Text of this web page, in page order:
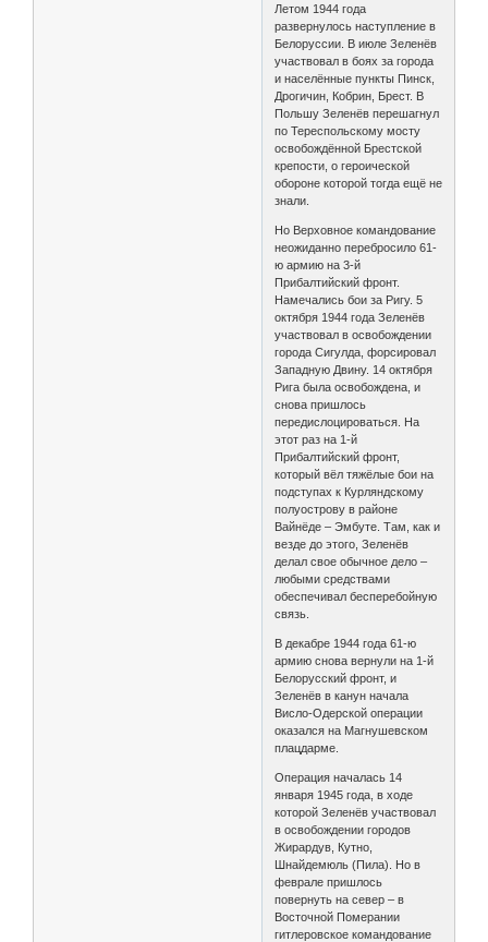
Летом 1944 года
развернулось наступление в
Белоруссии. В июле Зеленёв
участвовал в боях за города
и населённые пункты Пинск,
Дрогичин, Кобрин, Брест. В
Польшу Зеленёв перешагнул
по Тереспольскому мосту
освобождённой Брестской
крепости, о героической
обороне которой тогда ещё не
знали.
Но Верховное командование
неожиданно перебросило 61-
ю армию на 3-й
Прибалтийский фронт.
Намечались бои за Ригу. 5
октября 1944 года Зеленёв
участвовал в освобождении
города Сигулда, форсировал
Западную Двину. 14 октября
Рига была освобождена, и
снова пришлось
передислоцироваться. На
этот раз на 1-й
Прибалтийский фронт,
который вёл тяжёлые бои на
подступах к Курляндскому
полуострову в районе
Вайнёде – Эмбуте. Там, как и
везде до этого, Зеленёв
делал свое обычное дело –
любыми средствами
обеспечивал бесперебойную
связь.
В декабре 1944 года 61-ю
армию снова вернули на 1-й
Белорусский фронт, и
Зеленёв в канун начала
Висло-Одерской операции
оказался на Магнушевском
плацдарме.
Операция началась 14
января 1945 года, в ходе
которой Зеленёв участвовал
в освобождении городов
Жирардув, Кутно,
Шнайдемюль (Пила). Но в
феврале пришлось
повернуть на север – в
Восточной Померании
гитлеровское командование